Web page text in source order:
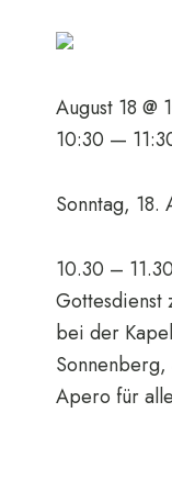
Sonntag, 18.
10.30 –
Gottesdienst
bei der
Sonnenberg,
Apero für alle
August 18 @
10:30 —